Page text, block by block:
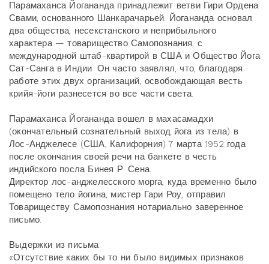
Парамаханса Йогананда принадлежит ветви Гири Ордена
Свами, основанного Шанкарачарьей. Йогананда основал
два общества, несекстанского и неприбыльного
характера — товарищество Самопознания, с
международной штаб-квартирой в США и Общество Йога
Сат-Санга в Индии. Он часто заявлял, что, благодаря
работе этих двух организаций, освобождающая весть
крийя-йоги разнесется во все части света.
Парамаханса Йогананда вошел в махасамадхи
(окончательный сознательный выход йога из тела) в
Лос-Анджелесе (США, Калифорния) 7 марта 1952 года
после окончания своей речи на банкете в честь
индийского посла Бинея Р. Сена.
Директор лос-анджелесского морга, куда временно было
помещено тело йогина, мистер Гари Роу, отправил
Товариществу Самопознания нотариально заверенное
письмо.
Выдержки из письма:
«Отсутствие каких бы то ни было видимых признаков